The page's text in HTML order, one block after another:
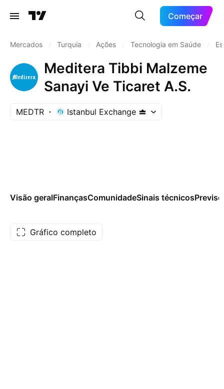
Começar
Mercados Turquia Ações Tecnologia em Saúde
Meditera Tibbi Malzeme
Sanayi Ve Ticaret A.S.
MEDTR Istanbul Exchange
Visão geralFinançasComunidadeSinais técnicos
Gráfico completo